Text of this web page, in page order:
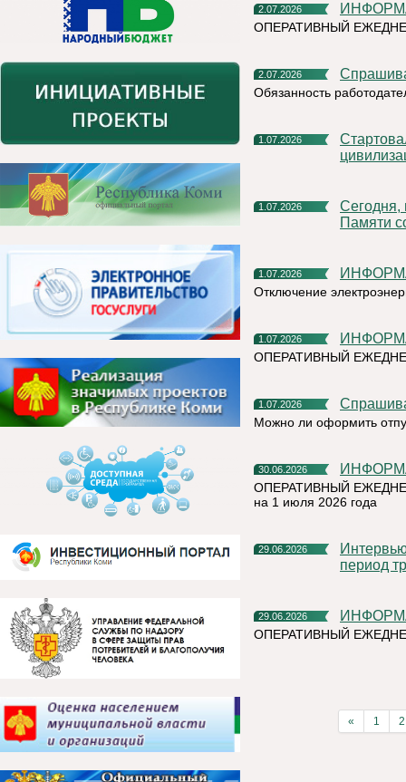
2.07.2026
ОПЕРАТИВНЫЙ
2.07.2026
Обязанность
1.07.2026
Стартовал X Международный фотоконкурс «Русская
1.07.2026
Сегодня, в День ветеранов боевых действий, в Сквере
Памяти
1.07.2026
Отключение
1.07.2026
ОПЕРАТИВНЫЙ
1.07.2026
Можно ли оформить
30.06.2026
ОПЕРАТИВНЫЙ
на 1 июля 2026 года
29.06.2026
Интервью руководителя на тему «Назначение пособия на
период
29.06.2026
ОПЕРАТИВНЫЙ
« 1 2